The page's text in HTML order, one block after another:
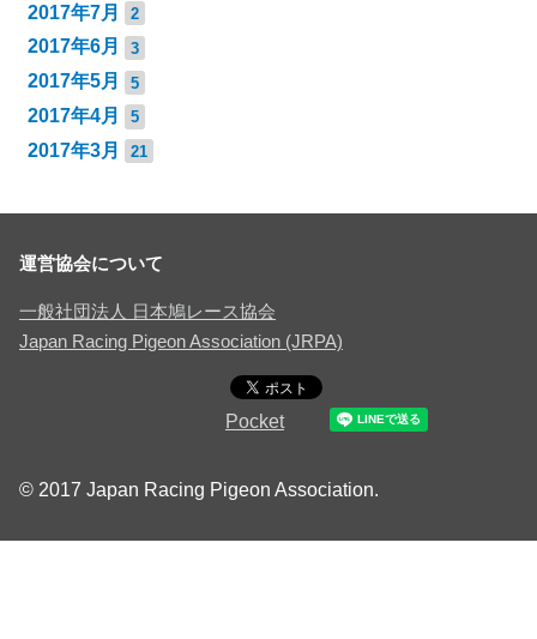
2017年7月 2
2017年6月 3
2017年5月 5
2017年4月 5
2017年3月 21
運営協会について
一般社団法人 日本鳩レース協会
Japan Racing Pigeon Association (JRPA)
Pocket
© 2017 Japan Racing Pigeon Association.